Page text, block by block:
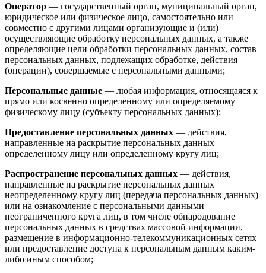
Оператор — государственный орган, муниципальный орган,
юридическое или физическое лицо, самостоятельно или
совместно с другими лицами организующие и (или)
осуществляющие обработку персональных данных, а также
определяющие цели обработки персональных данных, состав
персональных данных, подлежащих обработке, действия
(операции), совершаемые с персональными данными;
Персональные данные — любая информация, относящаяся к
прямо или косвенно определенному или определяемому
физическому лицу (субъекту персональных данных);
Предоставление персональных данных — действия,
направленные на раскрытие персональных данных
определенному лицу или определенному кругу лиц;
Распространение персональных данных — действия,
направленные на раскрытие персональных данных
неопределенному кругу лиц (передача персональных данных)
или на ознакомление с персональными данными
неограниченного круга лиц, в том числе обнародование
персональных данных в средствах массовой информации,
размещение в информационно-телекоммуникационных сетях
или предоставление доступа к персональным данным каким-
либо иным способом;